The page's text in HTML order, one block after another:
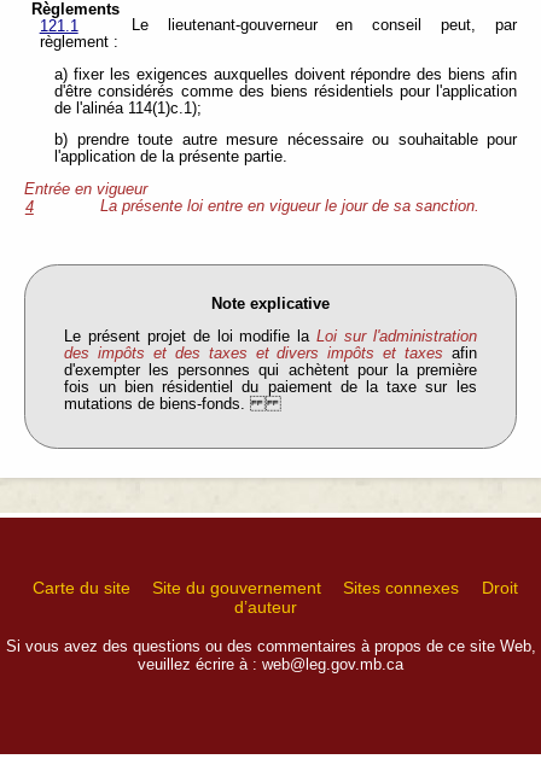
Règlements
121.1
Le lieutenant-gouverneur en conseil peut, par
règlement :
a) fixer les exigences auxquelles doivent répondre des biens afin
d'être considérés comme des biens résidentiels pour l'application
de l'alinéa 114(1)c.1);
b) prendre toute autre mesure nécessaire ou souhaitable pour
l'application de la présente partie.
Entrée en vigueur
4
La présente loi entre en vigueur le jour de sa sanction.
Note explicative
Le présent projet de loi modifie la Loi sur l'administration
des impôts et des taxes et divers impôts et taxes afin
d'exempter les personnes qui achètent pour la première
fois un bien résidentiel du paiement de la taxe sur les
mutations de biens-fonds.
Carte du site Site du gouvernement Sites connexes
Droit
d’auteur
Si vous avez des questions ou des commentaires à propos de ce site Web,
veuillez écrire à : web@leg.gov.mb.ca